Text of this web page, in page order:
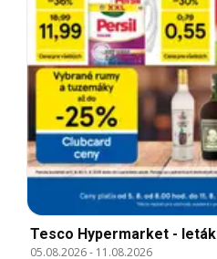
Tesco Hypermarket - leták
05.08.2026- 11.08.2026